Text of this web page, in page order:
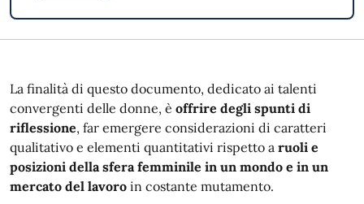
La finalità di questo documento, dedicato ai talenti
convergenti delle donne, è offrire degli spunti di
riflessione, far emergere considerazioni di caratteri
qualitativo e elementi quantitativi rispetto a ruoli e
posizioni della sfera femminile in un mondo e in un
mercato del lavoro in costante mutamento.